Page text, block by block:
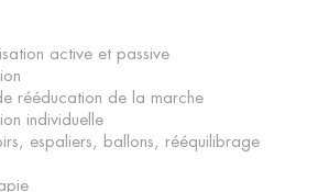
active et passive
rééducation de la marche
individuelle
espaliers, ballons, rééquilibrage